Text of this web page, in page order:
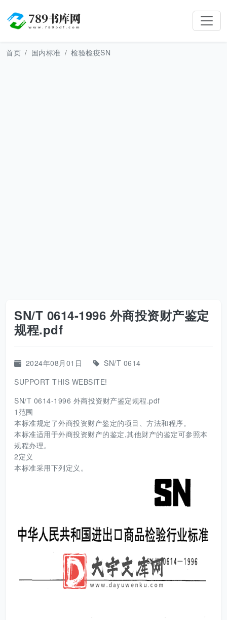
首页 国内标准 检验检疫SN
SN/T 0614-1996 外商投资财产鉴定
规程.pdf
2024年08月01日
SN/T 0614
SUPPORT THIS WEBSITE!
SN/T 0614-1996 外商投资财产鉴定规程.pdf
1范围
本标准规定了外商投资财产鉴定的项目、方法和程序。
本标准适用于外商投资财产的鉴定,其他财产的鉴定可参照本
规程办理。
2定义
本标准采用下列定义。